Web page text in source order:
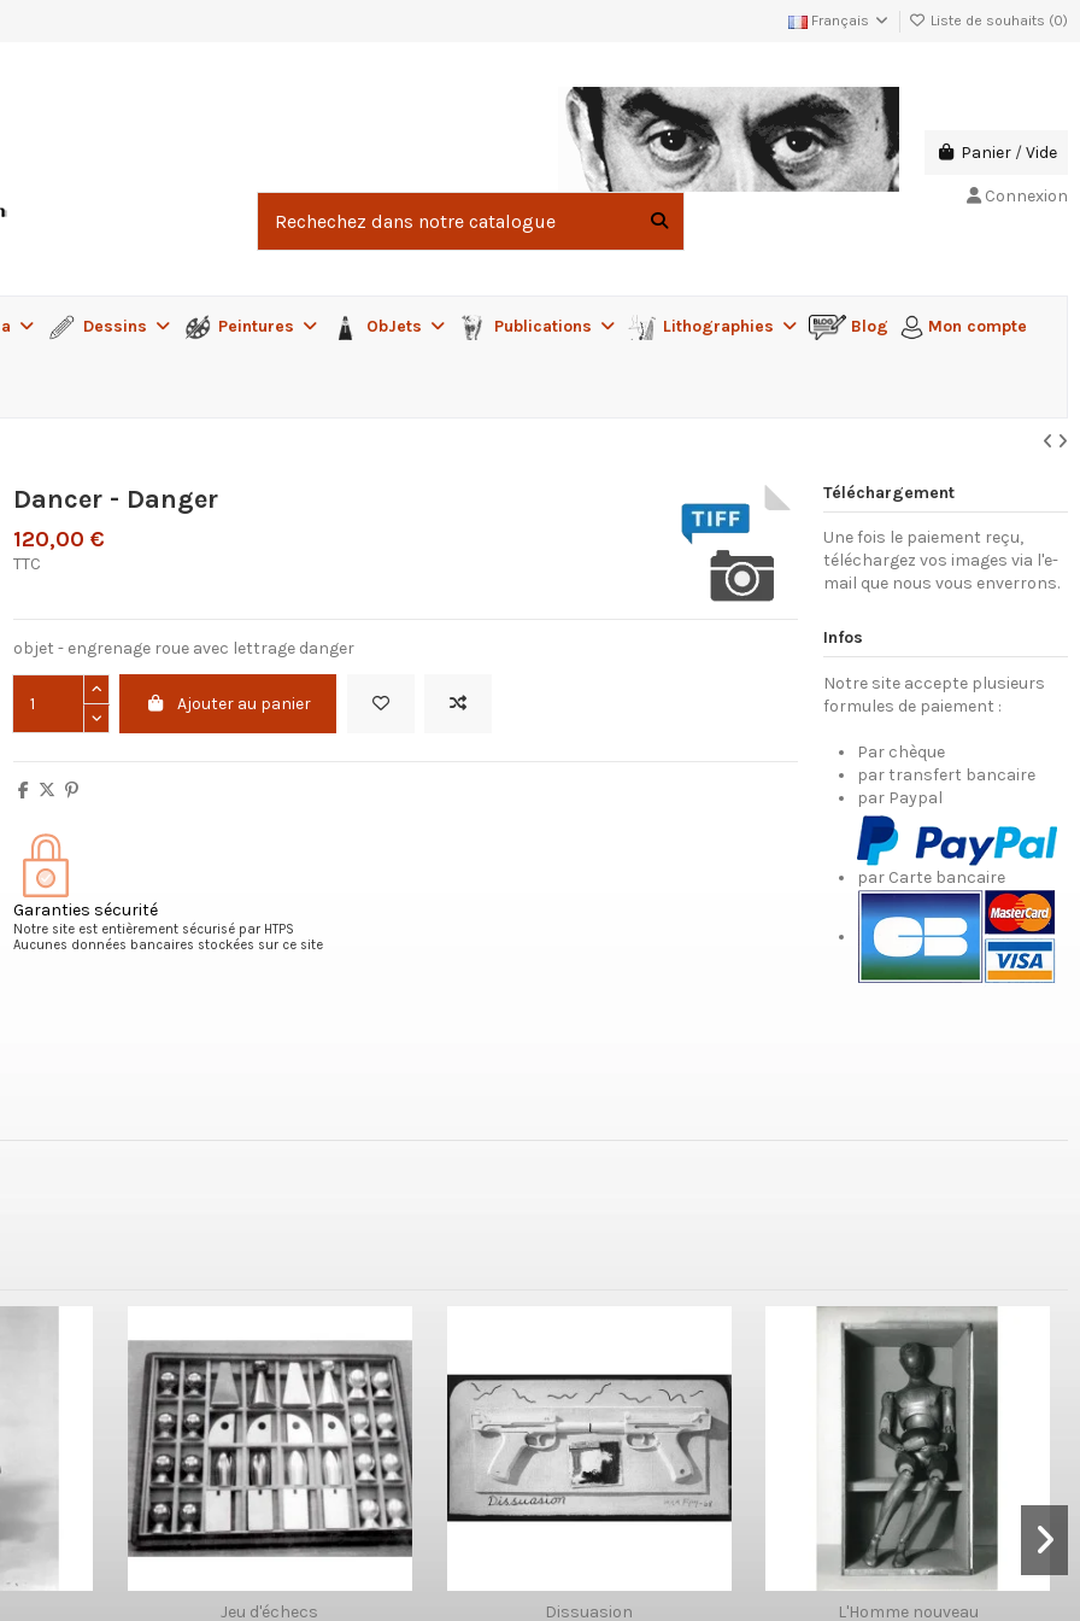
Français Liste de souhaits (0)
Panier /Vide
Connexion
Dessins Peintures ObJets Publications Lithographies Blog Mon compte
Dancer - Danger
120,00 €
TTC
objet - engrenage roue avec lettrage danger
Ajouter au panier
Garanties sécurité
Notre site est entièrement sécurisé par HTPS
Aucunes données bancaires stockées sur ce site
Téléchargement
Une fois le paiement reçu,
téléchargez vos images via l'e-
mail que nous vous enverrons.
Infos
Notre site accepte plusieurs
formules de paiement :
Par chèque
par transfert bancaire
par Paypal
par Carte bancaire
Jeu d'échecs Dissuasion L'Homme nouveau